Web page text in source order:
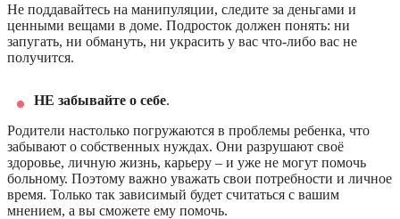
Не поддавайтесь на манипуляции, следите за деньгами и
ценными вещами в доме. Подросток должен понять: ни
запугать, ни обмануть, ни украсить у вас что-либо вас не
получится.
НЕ забывайте о себе.
Родители настолько погружаются в проблемы ребенка, что
забывают о собственных нуждах. Они разрушают своё
здоровье, личную жизнь, карьеру – и уже не могут помочь
больному. Поэтому важно уважать свои потребности и личное
время. Только так зависимый будет считаться с вашим
мнением, а вы сможете ему помочь.